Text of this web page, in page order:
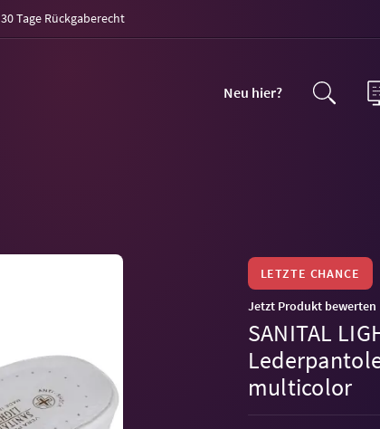
30 Tage Rückgaberecht
Neu hier?
LETZTE CHANCE
Jetzt Produkt bewerten
SANITAL
multicolor